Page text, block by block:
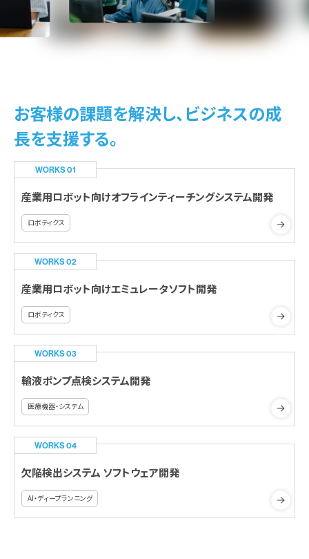
お客様の課題を解決し、ビジネスの成
長を支援する。
WORKS 01
産業用ロボット向けオフラインティーチングシステム開発
ロボティクス
WORKS 02
産業用ロボット向けエミュレータソフト開発
ロボティクス
WORKS 03
輸液ポンプ点検システム開発
医療機器・システム
WORKS 04
欠陥検出システム ソフトウェア開発
AI・ディープランニング